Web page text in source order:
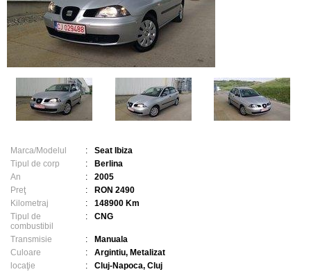
Marca/Modelul :
Seat Ibiza
Tipul de corp
:
Berlina
An
:
2005
Preţ
:
RON 2490
Kilometraj
:
148900 Km
Tipul de
combustibil
: CNG
Transmisie :
Manuala
Culoare
:
Argintiu, Metalizat
locaţie
: Cluj-Napoca, Cluj